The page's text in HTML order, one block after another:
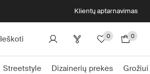
Klientų aptarnavimas
Ieškoti 0 0
Streetstyle Dizainerių prekės Grožiui